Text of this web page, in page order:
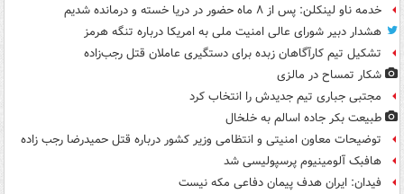
خدمه ناو لینکلن: پس از ۸ ماه حضور در دریا خسته و درمانده‌ شدیم
هشدار دبیر شورای عالی امنیت ملی به امریکا درباره تنگه هرمز
تشکیل تیم کارآگاهان زبده برای دستگیری عاملان قتل رجب‌زاده
شکار تمساح در مالزی
مجتبی جباری تیم جدیدش را انتخاب کرد
طبیعت بکر جاده اسالم به خلخال
توضیحات معاون امنیتی و انتظامی وزیر کشور درباره قتل حمیدرضا رجب زاده
هافبک آلومینیوم پرسپولیسی شد
فیدان: ایران هدف پیمان دفاعی مکه نیست